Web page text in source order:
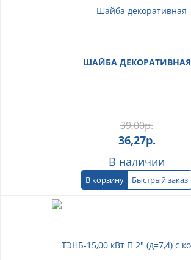
ШАЙБА ДЕКОРАТИВНАЯ
39,00р.
36,27р.
В наличии
В корзину Быстрый заказ